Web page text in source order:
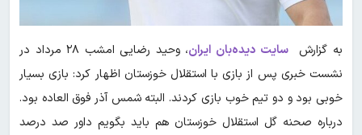
به گزارش سایت دیده‌بان ایران
، وحید رضایی امشب ۲۸ مرداد در
نشست خبری پس از بازی با استقلال خوزستان اظهار کرد: بازی بسیار
خوبی بود و دو تیم خوب بازی کردند. البته شمس آذر فوق العاده بود.
درباره صحنه گل استقلال خوزستان هم باید بگویم داور صد درصد